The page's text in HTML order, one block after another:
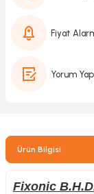
Fiyat
Yorum Yap
Ürün Bilgisi
Fixonic